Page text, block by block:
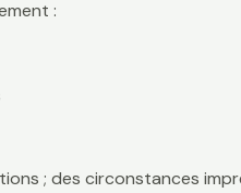
:
; des circonstances